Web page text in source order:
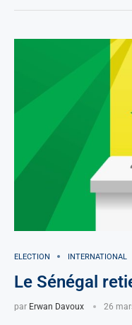
ELECTION INTERNATIONAL
Le Sénégal
par Erwan Davoux 26